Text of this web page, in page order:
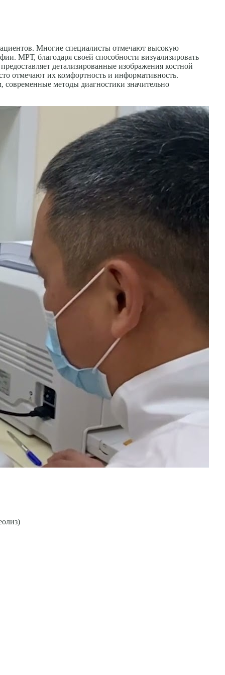
Многие специалисты отмечают высокую
МРТ, благодаря своей способности визуализировать
детализированные изображения костной
отмечают их комфортность и информативность.
методы диагностики значительно